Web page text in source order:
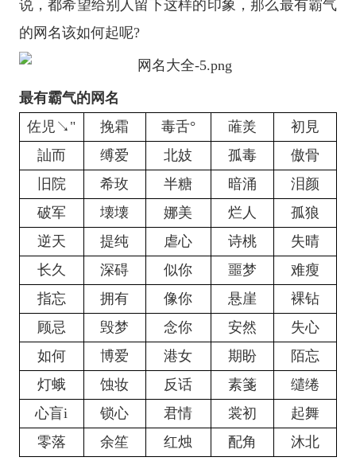
说，都希望给别人留下这样的印象，那么最有霸气
的网名该如何起呢?
最有霸气的网名
佐児↘"
挽霜 毒舌° 蓶羙
初見
訕而
缚爱 北妓 孤毒
傲骨
旧院
希玫 半糖 暗涌
泪颜
破军
壊壊 娜美 烂人
孤狼
逆天
提纯 虐心 诗桃
失晴
长久
深碍 似你 噩梦
难瘦
指忘
拥有 像你 悬崖
裸钻
顾忌
毁梦 念你 安然
失心
如何
博爱 港女 期盼
陌忘
灯蛾
蚀妆 反话 素箋
缱绻
心盲i
锁心 君情 裳初
起舞
零落
余笙 红烛 配角
沐北